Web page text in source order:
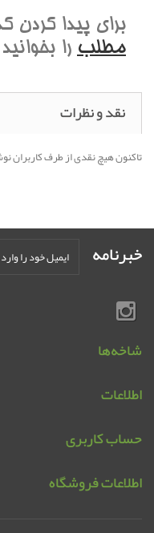
براي پيدا
مطلب را بخوانيد
نقد و نظرات
تاکنون هیچ نقدی از طرف کاربران
خبرنامه
شاخه‌ها
اطلاعات
حساب کاربری
اطلاعات فروشگاه